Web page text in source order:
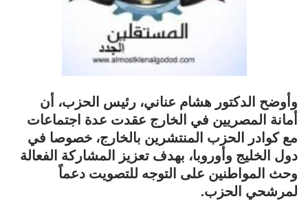
وأوضح الدكتور هشام عناني، رئيس الحزب، أن
أمانة المصريين في الخارج عقدت عدة اجتماعات
مع كوادر الحزب المنتشرين بالخارج، خصوصا في
دول الخليج وأوروبا، بهدف تعزيز المشاركة الفعالة
وحث المواطنين على التوجه للتصويت دعماً
لمرشحي الحزب.